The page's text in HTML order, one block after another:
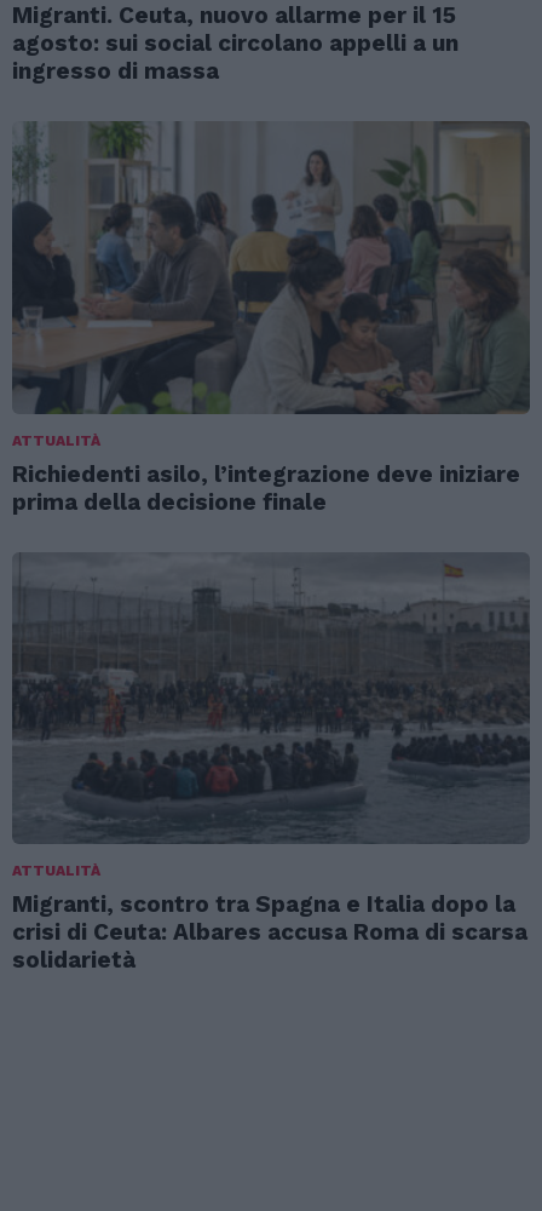
Migranti. Ceuta, nuovo allarme per il 15
agosto: sui social circolano appelli a un
ingresso di massa
ATTUALITÀ
Richiedenti asilo, l’integrazione deve iniziare
prima della decisione finale
ATTUALITÀ
Migranti, scontro tra Spagna e Italia dopo la
crisi di Ceuta: Albares accusa Roma di scarsa
solidarietà